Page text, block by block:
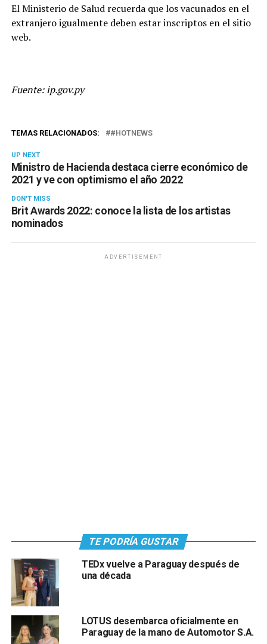
El Ministerio de Salud recuerda que los vacunados en el
extranjero igualmente deben estar inscriptos en el sitio
web.
Fuente: ip.gov.py
TEMAS RELACIONADOS: #HOTNEWS
UP NEXT
Ministro de Hacienda destaca cierre económico de
2021 y ve con optimismo el año 2022
DON'T MISS
Brit Awards 2022: conoce la lista de los artistas
nominados
ADVERTISEMENT
TE PODRÍA GUSTAR
TEDx vuelve a Paraguay después de
una década
LOTUS desembarca oficialmente en
Paraguay de la mano de Automotor S.A.